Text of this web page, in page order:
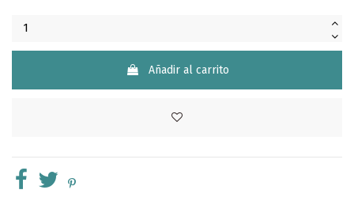
Añadir al carrito